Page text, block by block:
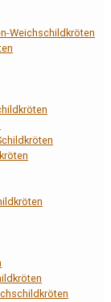
Weichschildkröten